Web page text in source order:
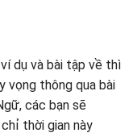
dụ và bài tập về thì
vọng thông qua bài
các bạn sẽ
thời gian này